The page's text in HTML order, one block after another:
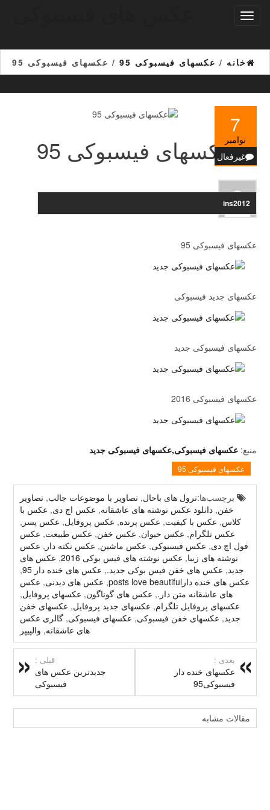
تغییر
خانه/ عکسهای فیسبوکی 95 / عکسهای فیسبوکی 95
7
نوامبر
غیرفعالعکسهای فیسبوکی 95
ins2012
عکسهای فیسبوکی 95
عکسهای جدید فیسبوکی
عکسهای فیسبوکی جدید
عکسهای فیسبوکی 2016
منبع: عکسهای فیسبوکی,عکسهای فیسبوکی جدید
عکسهای فیسبوکی 95
برچسب‌ها:ترول های باحال , تصاویر با موضوعات جالب, تصاویر
خفن, دانلود عکس نوشته های عاشقانه, عکس اچ دی, عکس با
کلاس , عکس با کیفیت, عکس پرنده, عکس پروفایل , عکس پسر,
عکس تلگرام, عکس حیوان, عکس خفن, عکس طبیعت, عکس
فول اچ دی, عکس فیسبوکی , عکس ماشین, عکس نکته دار, عکس
نوشته های زیبا, عکس نوشته های فیس بوکی 2016 , عکس های
جدید, عکس های خفن فیس بوکی جدید., عکس های خنده دار 95
,
عکس های خنده دارposts love beautiful
, عکس های دیدنی , عکس
های عاشقانه متن دار. , عکس های گوناگون, عکسهای پروفایل ,
عکسهای پروفایل تلگرام, عکسهای جدید پروفایل , عکسهای خفن
جدید, عکسهای خفن فیسبوکی , عکسهای فیسبوکی , گالری عکس
های عاشقانه, والپیپر
قبلی :
جدیدترین عکس های
فیسبوکی
بعدی :
عکسهای خنده دار
فیسبوکی95
مقالات مشابه